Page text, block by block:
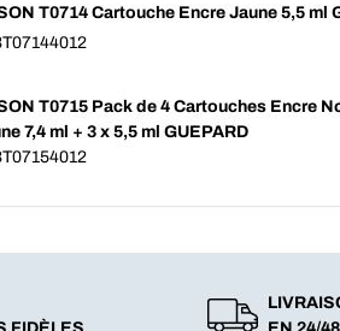
T0714 Cartouche Encre Jaune 5,5 ml
T0715 Pack de 4 Cartouches Encre
7,4 ml + 3 x 5,5 ml GUEPARD